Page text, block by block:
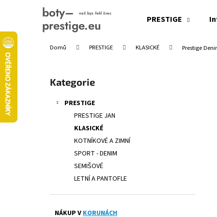
PRESTIGE
Domů PRESTIGE KLASICKÉ Prestige
Přeskočit
kategorie
Kategorie
PRESTIGE
PRESTIGE JAN
KLASICKÉ
KOTNÍKOVÉ A ZIMNÍ
SPORT - DENIM
SEMIŠOVÉ
LETNÍ A PANTOFLE
NÁKUP VKORUNÁCH
š
í
k
Zpět
Zpět